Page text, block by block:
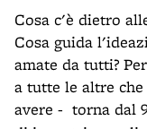
Cosa c'è dietro
Cosa guida
amate da tutti?
a tutte le altre
avere - torna dal